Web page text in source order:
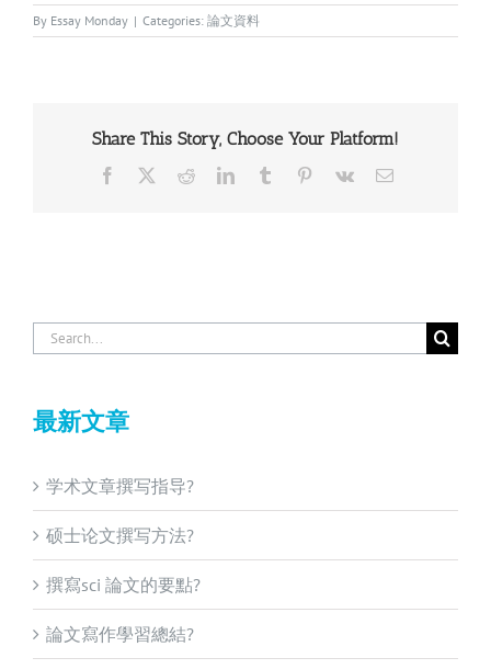
By Essay Monday | Categories: 論文資料
Share This Story, Choose Your Platform!
Facebook RedditLinkedInTumblr Pinterest
Vk Email
Search
for:
最新文章
学术文章撰写指导?
硕士论文撰写方法?
撰寫sci 論文的要點?
論文寫作學習總結?